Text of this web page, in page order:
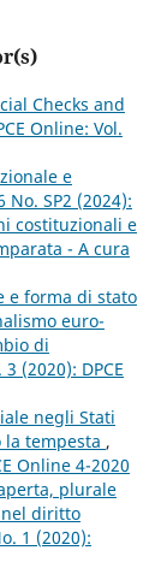
Checks and
Online: Vol.
e
No. SP2 (2024):
costituzionali e
- A cura
e forma di stato
euro-
di
(2020): DPCE
negli Stati
la tempesta ,
Online 4-2020
plurale
nel diritto
1 (2020):